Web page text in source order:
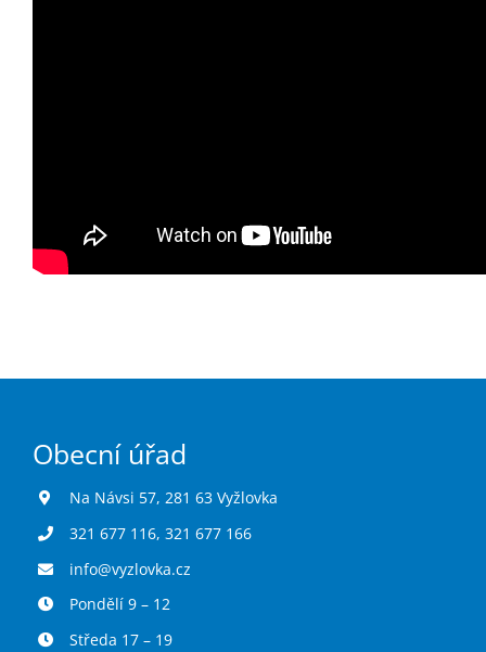
Obecní úřad
Na Návsi 57, 281 63 Vyžlovka
321 677 116, 321 677 166
info@vyzlovka.cz
Pondělí 9 – 12
Středa 17 – 19